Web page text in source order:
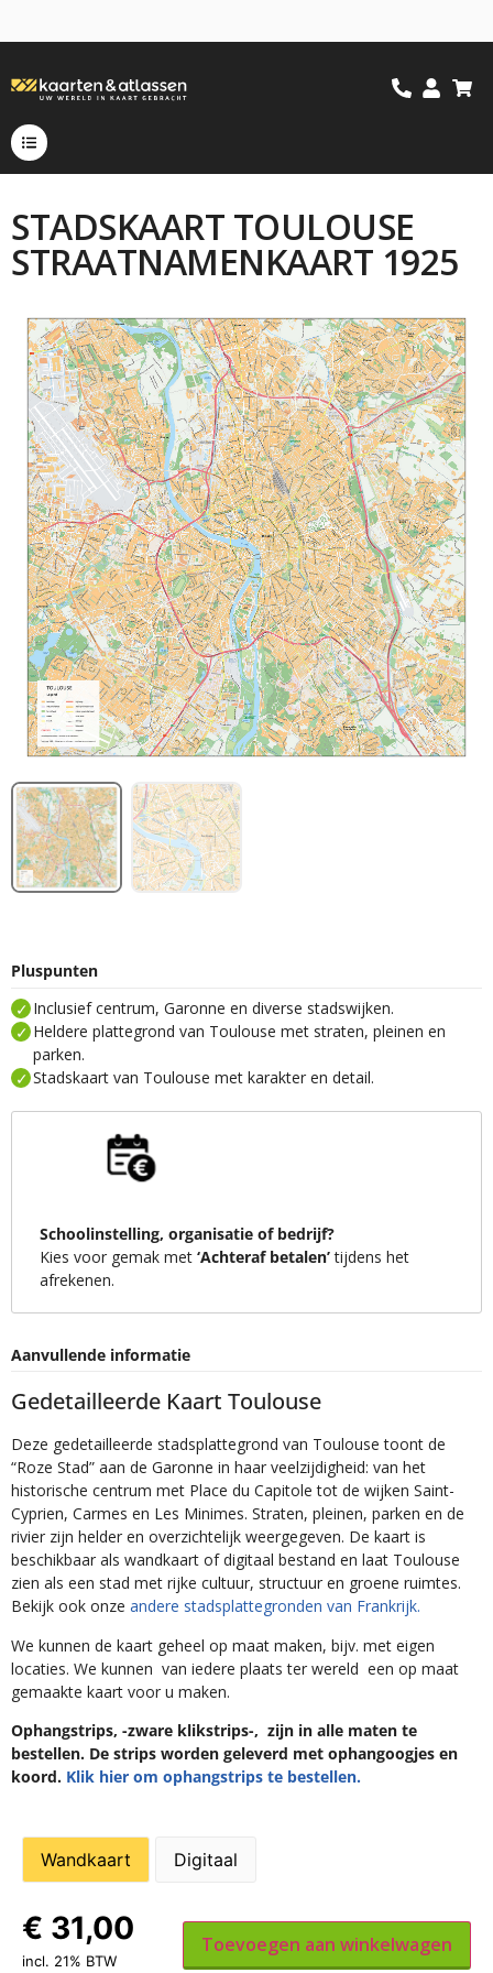
STADSKAART TOULOUSE
STRAATNAMENKAART 1925
Pluspunten
Inclusief centrum, Garonne en diverse stadswijken.
Heldere plattegrond van Toulouse met straten, pleinen en
parken.
Stadskaart van Toulouse met karakter en detail.
Schoolinstelling, organisatie of bedrijf?
Kies voor gemak met ‘Achteraf betalen’tijdens het
afrekenen.
Aanvullende informatie
Gedetailleerde Kaart Toulouse
Deze gedetailleerde stadsplattegrond van Toulouse toont de
“Roze Stad” aan de Garonne in haar veelzijdigheid: van het
historische centrum met Place du Capitole tot de wijken Saint-
Cyprien, Carmes en Les Minimes. Straten, pleinen, parken en de
rivier zijn helder en overzichtelijk weergegeven. De kaart is
beschikbaar als wandkaart of digitaal bestand en laat Toulouse
zien als een stad met rijke cultuur, structuur en groene ruimtes.
Bekijk ook onze andere stadsplattegronden van Frankrijk.
We kunnen de kaart geheel op maat maken, bijv. met eigen
locaties. We kunnen van iedere plaats ter wereld een op maat
gemaakte kaart voor u maken.
Ophangstrips, -zware klikstrips-, zijn in alle maten te
bestellen. De strips worden geleverd met ophangoogjes en
koord. Klik hier om ophangstrips te bestellen.
Wandkaart Digitaal
€ 31,00
incl. 21% BTW
Toevoegen aan winkelwagen